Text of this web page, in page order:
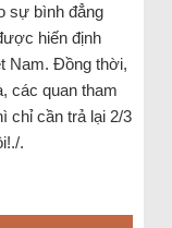
sự bình đẳng
hiến định
Nam. Đồng thời,
các quan tham
chỉ cần trả lại 2/3
.